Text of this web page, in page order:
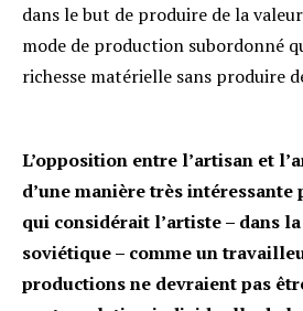
dans le but de produire de la
mode de production subordonné
richesse matérielle sans produire
L’opposition entre l’artisan et
d’une manière très
qui considérait l’artiste – dans
soviétique – comme un
productions ne devraient pas